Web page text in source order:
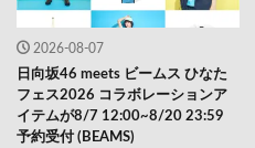
2026-08-07
日向坂46 meets ビームス ひなた
フェス2026 コラボレーションア
イテムが8/7 12:00~8/20 23:59
予約受付 (BEAMS)